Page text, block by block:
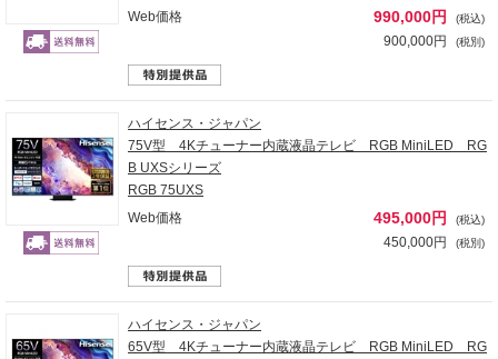
Web価格
990,000円 (税込)
900,000円 (税別)
ハイセンス・ジャパン
75V型 4Kチューナー内蔵液晶テレビ RGB MiniLED RG
B UXSシリーズ
RGB 75UXS
Web価格
495,000円 (税込)
450,000円 (税別)
ハイセンス・ジャパン
65V型 4Kチューナー内蔵液晶テレビ RGB MiniLED RG